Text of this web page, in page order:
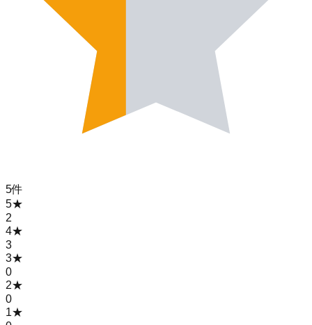
5件
5★
2
4★
3
3★
0
2★
0
1★